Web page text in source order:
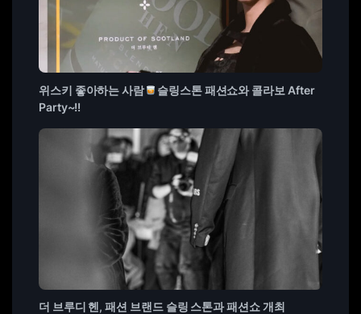
위스키 좋아하는 사람
슬링스톤 패션쇼와 콜라보 After
Party~!!
더 브루디 헨, 패션 브랜드 슬링 스톤과 패션쇼 개최